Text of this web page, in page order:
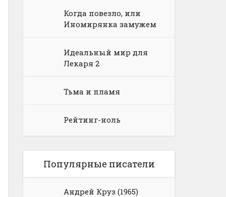
Когда повезло, или
Иномирянка замужем
Идеальный мир для
Лекаря 2
Тьма и пламя
Рейтинг-ноль
Популярные писатели
Андрей Круз (1965)